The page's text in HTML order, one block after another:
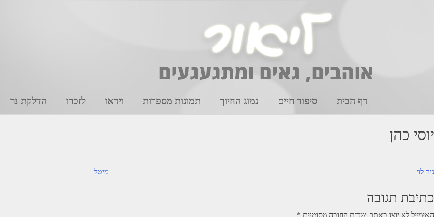
דף הבית סיפור חיים נמוג החיוך תמונות מספרות וידאו לזכרו הדלקת נר
יוסי כהן
ניווט מיטל ניר לוי
כתיבת תגובה
האימייל לא יוצג באתר. שדות החובה מסומנים *